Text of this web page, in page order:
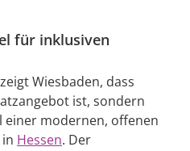
für inklusiven
Wiesbaden, dass
ist, sondern
einer modernen, offenen
Hessen. Der